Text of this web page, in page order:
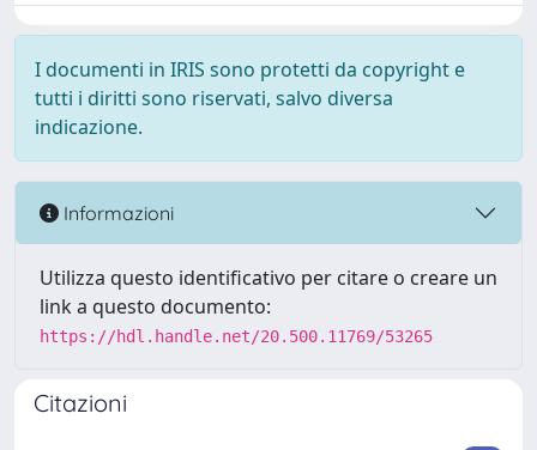
I documenti in IRIS sono protetti da copyright e
tutti i diritti sono riservati, salvo diversa
indicazione.
Informazioni
Utilizza questo identificativo per citare o creare un
link a questo documento:
https://hdl.handle.net/20.500.11769/53265
Citazioni